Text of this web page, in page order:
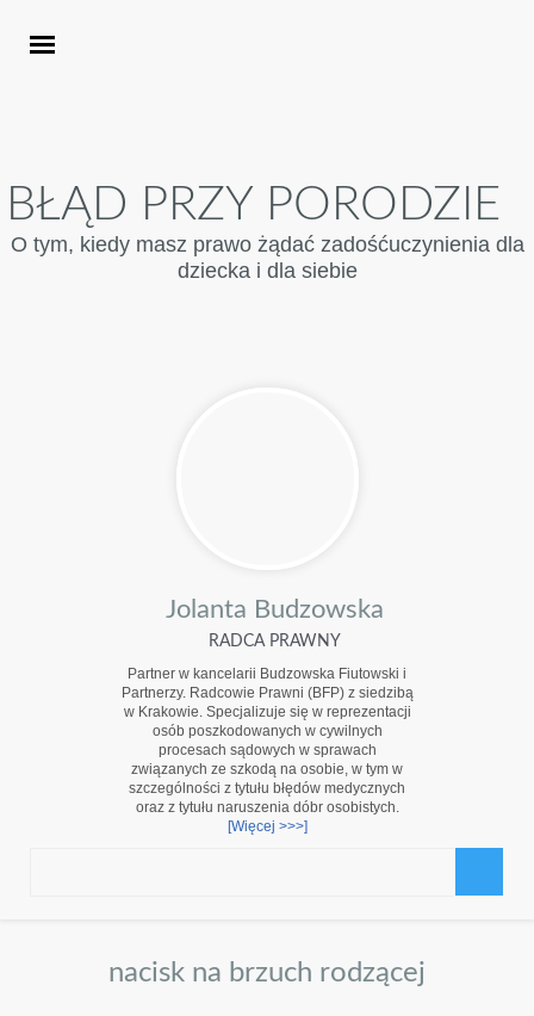
BŁĄD PRZY PORODZIE
O tym, kiedy masz prawo żądać zadośćuczynienia dla
dziecka i dla siebie
Jolanta Budzowska
RADCA PRAWNY
Partner w kancelarii Budzowska Fiutowski i
Partnerzy. Radcowie Prawni (BFP) z siedzibą
w Krakowie. Specjalizuje się w reprezentacji
osób poszkodowanych w cywilnych
procesach sądowych w sprawach
związanych ze szkodą na osobie, w tym w
szczególności z tytułu błędów medycznych
oraz z tytułu naruszenia dóbr osobistych.
[Więcej >>>]
nacisk na brzuch rodzącej